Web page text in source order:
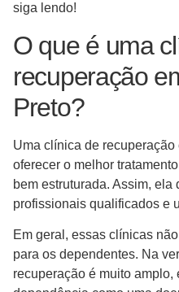
siga lendo!
O que é uma
recuperação
Preto?
Uma clínica de
oferecer o melhor
bem estruturada. Assim,
profissionais qualificados e
Em geral, essas clínicas
para os dependentes. Na
recuperação é muito amplo,